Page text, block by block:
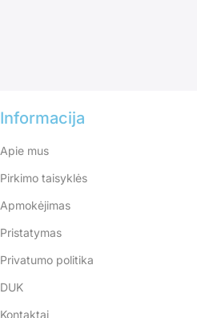
Informacija
Apie mus
Pirkimo taisyklės
Apmokėjimas
Pristatymas
Privatumo politika
DUK
Kontaktai